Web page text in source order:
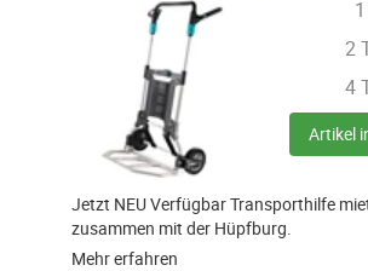
2
4
Artikel
Jetzt NEU Verfügbar Transporthilfe
zusammen mit der Hüpfburg.
Mehr erfahren